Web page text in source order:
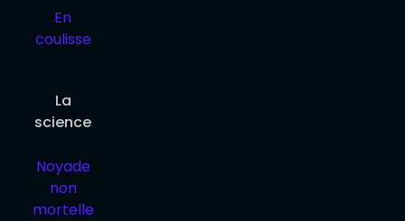
En
coulisse
La
science
Noyade
non
mortelle